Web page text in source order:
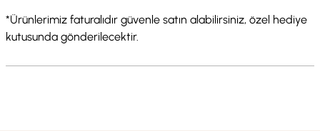
*Ürünlerimiz faturalıdır güvenle satın alabilirsiniz, özel hediye
kutusunda gönderilecektir.